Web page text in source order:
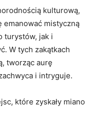
kulturową,
emanować mistyczną
turystów,​ jak i
W tych zakątkach
tworząc aurę⁣
i intryguje.
które zyskały miano